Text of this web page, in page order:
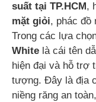
suất tại TP.HCM,
mặt giỏi, phác đồ
Trong các lựa
White là cái tên
hiện đại và hỗ trợ
tượng. Đây là địa
niềng răng an